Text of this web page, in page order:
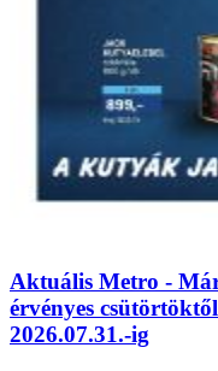
Aktuális Metro -
érvényes
2026.07.31.-ig